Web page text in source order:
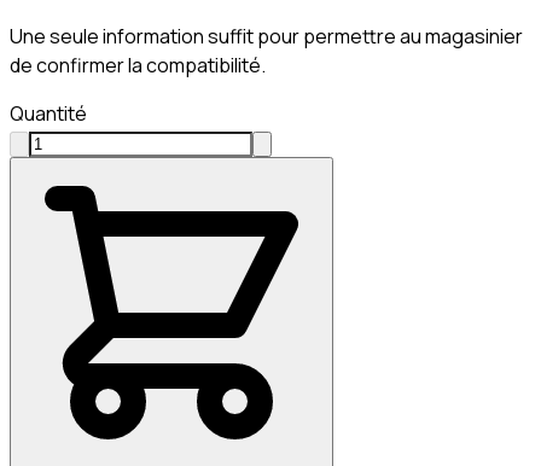
Une seule information suffit pour permettre au magasinier
de confirmer la compatibilité.
Quantité